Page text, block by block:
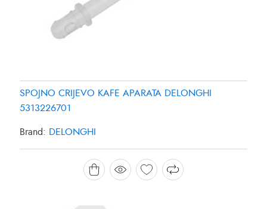
SPOJNO CRIJEVO KAFE APARATA DELONGHI
5313226701
Brand: DELONGHI